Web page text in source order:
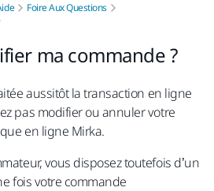
Foire Aux Questions
ma commande ?
aussitôt la transaction en ligne
pas modifier ou annuler votre
en ligne Mirka.
vous disposez toutefois d’un
fois votre commande